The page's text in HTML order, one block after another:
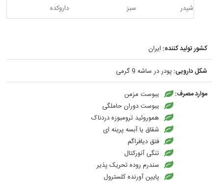
شیدر
سبز
داروکده
کشور تولید کننده: ایران
شکل دارویی: پودر در ساشه 9 گرمی
موارد مصرف:
یبوست مزمن
یبوست دوران حاملگی
هموروئید ترومبوزه دردناک
شقاق یا آبسه پرینه ای
فتق دیافراگم
تنگی آنورکتال
سندرم روده تحریک پذیر
پایین آورنده کلسترول